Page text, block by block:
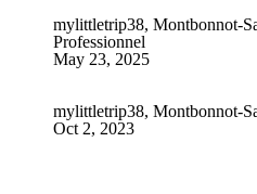
mylittletrip38, Montbonnot-
Professionnel
May 23, 2025
mylittletrip38, Montbonnot-
Oct 2, 2023